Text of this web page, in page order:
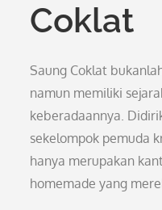
Coklat
Saung Coklat
namun memiliki
keberadaannya.
sekelompok pemuda
hanya merupakan
homemade yang